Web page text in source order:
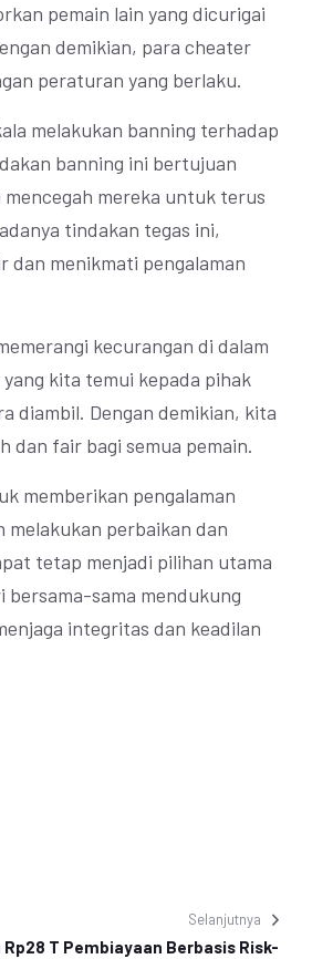
pemain lain yang dicurigai
demikian, para cheater
peraturan yang berlaku.
melakukan banning terhadap
banning ini bertujuan
mereka untuk terus
tindakan tegas ini,
dan menikmati pengalaman
kecurangan di dalam
kita temui kepada pihak
diambil. Dengan demikian, kita
dan fair bagi semua pemain.
memberikan pengalaman
melakukan perbaikan dan
tetap menjadi pilihan utama
bersama-sama mendukung
integritas dan keadilan
Selanjutnya
Rp28 T Pembiayaan Berbasis Risk-